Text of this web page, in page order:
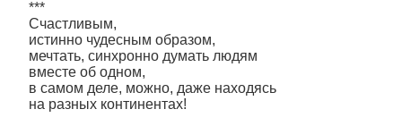
***
Счастливым,
истинно чудесным образом,
мечтать, синхронно думать людям
вместе об одном,
в самом деле, можно, даже находясь
на разных континентах!